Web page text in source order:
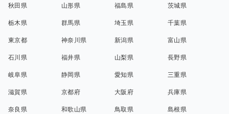
秋田県 山形県 福島県 茨城県
栃木県 群馬県 埼玉県 千葉県
東京都 神奈川県 新潟県 富山県
石川県 福井県 山梨県 長野県
岐阜県 静岡県 愛知県 三重県
滋賀県 京都府 大阪府 兵庫県
奈良県 和歌山県 鳥取県 島根県